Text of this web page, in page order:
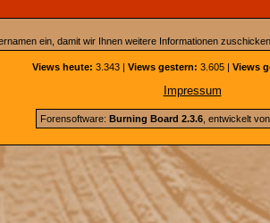
ein, damit wir Ihnen weitere Informationen
Views heute: 3.343 | Views gestern: 3.605 | Views
Impressum
Forensoftware: Burning Board 2.3.6, entwickelt von